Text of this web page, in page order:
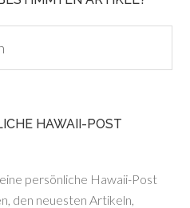
HAWAII-POST
persönliche Hawaii-Post
den neuesten Artikeln,